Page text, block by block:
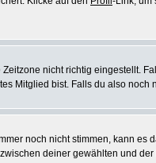
nicht richtig eingestellt.
Mitglied bist. Falls du also
noch nicht stimmen, kann
deiner gewählten und